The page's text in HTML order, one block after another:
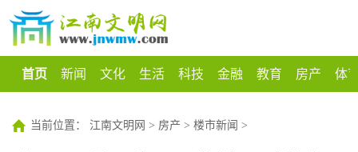
首页 新闻 文化 生活 科技 金融 教育 房产 体
当前位置： 江南文明网 > 房产 > 楼市新闻 >